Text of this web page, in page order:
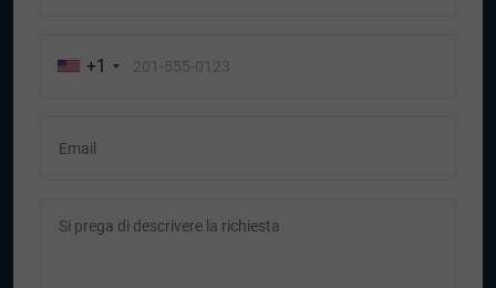
+1
Email
Si prega di descrivere la richiesta